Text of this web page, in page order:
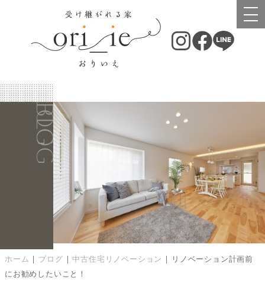
BLOG
BLOG
ホーム | ブログ | 中古住宅リノベーション |
リノベーション計画前
にお勧めしたいこと！